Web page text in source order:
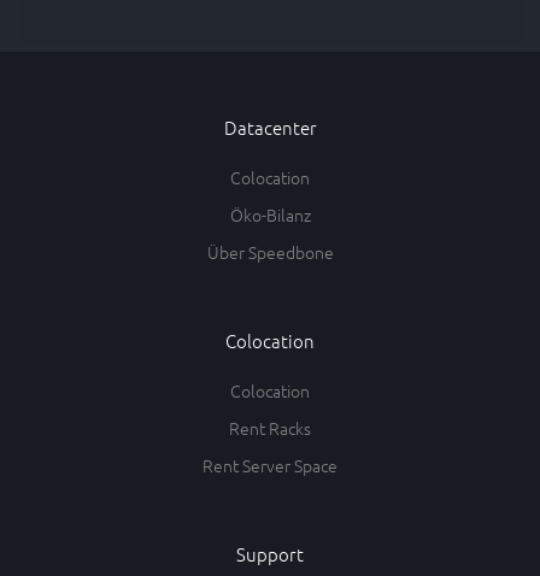
Datacenter
Colocation
Öko-Bilanz
Über Speedbone
Colocation
Colocation
Rent Racks
Rent Server Space
Support